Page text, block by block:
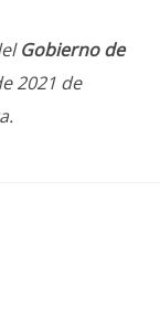
Gobierno de
2021 de